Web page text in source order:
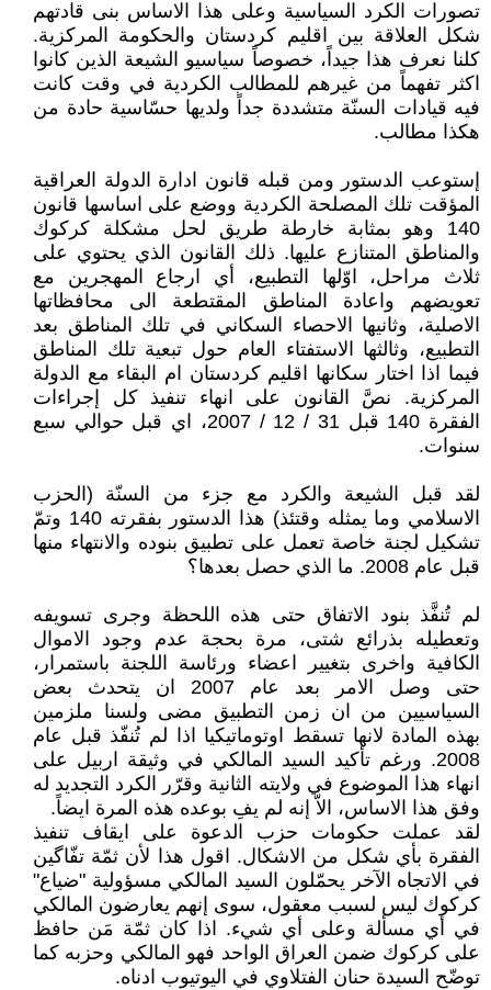
تصورات الكرد السياسية وعلى هذا الاساس بنى قادتهم
شكل العلاقة بين اقليم كردستان والحكومة المركزية.
كلنا نعرف هذا جيداً، خصوصاً سياسيو الشيعة الذين كانوا
اكثر تفهماً من غيرهم للمطالب الكردية في وقت كانت
فيه قيادات السنّة متشددة جداً ولديها حسّاسية حادة من
هكذا مطالب.
إستوعب الدستور ومن قبله قانون ادارة الدولة العراقية
المؤقت تلك المصلحة الكردية ووضع على اساسها قانون
140 وهو بمثابة خارطة طريق لحل مشكلة كركوك
والمناطق المتنازع عليها. ذلك القانون الذي يحتوي على
ثلاث مراحل، اوّلها التطبيع، أي ارجاع المهجرين مع
تعويضهم واعادة المناطق المقتطعة الى محافظاتها
الاصلية، وثانيها الاحصاء السكاني في تلك المناطق بعد
التطبيع، وثالثها الاستفتاء العام حول تبعية تلك المناطق
فيما اذا اختار سكانها اقليم كردستان ام البقاء مع الدولة
المركزية. نصَّ القانون على انهاء تنفيذ كل إجراءات
الفقرة 140 قبل 31 / 12 / 2007، اي قبل حوالي سبع
سنوات.
لقد قبل الشيعة والكرد مع جزء من السنّة (الحزب
الاسلامي وما يمثله وقتئذ) هذا الدستور بفقرته 140 وتمّ
تشكيل لجنة خاصة تعمل على تطبيق بنوده والانتهاء منها
قبل عام 2008. ما الذي حصل بعدها؟
لم تُنفَّذ بنود الاتفاق حتى هذه اللحظة وجرى تسويفه
وتعطيله بذرائع شتى، مرة بحجة عدم وجود الاموال
الكافية واخرى بتغيير اعضاء ورئاسة اللجنة باستمرار،
حتى وصل الامر بعد عام 2007 ان يتحدث بعض
السياسيين من ان زمن التطبيق مضى ولسنا ملزمين
بهذه المادة لانها تسقط اوتوماتيكيا اذا لم تُنفّذ قبل عام
2008. ورغم تأكيد السيد المالكي في وثيقة اربيل على
انهاء هذا الموضوع في ولايته الثانية وقرّر الكرد التجديد له
وفق هذا الاساس، الاّ إنه لم يفِ بوعده هذه المرة ايضاً.
لقد عملت حكومات حزب الدعوة على ايقاف تنفيذ
الفقرة بأي شكل من الاشكال. اقول هذا لأن ثمّة تفّاگين
في الاتجاه الآخر يحمّلون السيد المالكي مسؤولية "ضياع"
كركوك ليس لسبب معقول، سوى إنهم يعارضون المالكي
في أي مسألة وعلى أي شيء. اذا كان ثمّة مَن حافظ
على كركوك ضمن العراق الواحد فهو المالكي وحزبه كما
توضّح السيدة حنان الفتلاوي في اليوتيوب ادناه.